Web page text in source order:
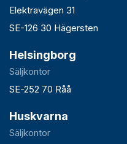
Elektravägen 31
SE-126 30 Hägersten
Helsingborg
Säljkontor
SE-252 70 Råå
Huskvarna
Säljkontor